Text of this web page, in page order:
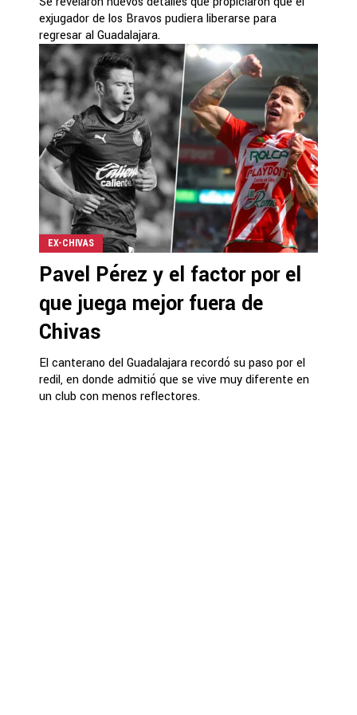
exjugador de los Bravos pudiera liberarse para
regresar al Guadalajara.
EX-CHIVAS
Pavel Pérez y el factor por el
que juega mejor fuera de
Chivas
El canterano del Guadalajara recordó su paso por el
redil, en donde admitió que se vive muy diferente en
un club con menos reflectores.